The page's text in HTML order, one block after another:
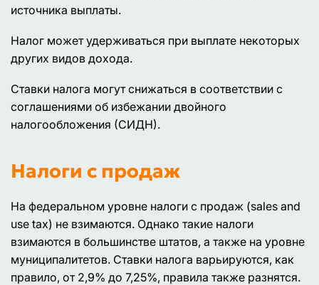
источника выплаты.
Налог может удерживаться при выплате некоторых
других видов дохода.
Ставки налога могут снижаться в соответствии с
соглашениями об избежании двойного
налогообложения (СИДН).
Налоги с продаж
На федеральном уровне налоги с продаж (sales and
use tax) не взимаются. Однако такие налоги
взимаются в большинстве штатов, а также на уровне
муниципалитетов. Ставки налога варьируются, как
правило, от 2,9% до 7,25%, правила также разнятся.